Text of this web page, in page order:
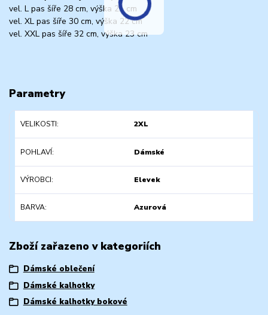
vel. L pas šíře 28 cm, výška 21 cm
vel. XL pas šíře 30 cm, výška 22 cm
vel. XXL pas šíře 32 cm, výška 23 cm
Parametry
VELIKOSTI 2XL
POHLAVÍ Dámské
VÝROBCI Elevek
BARVA Azurová
Zboží zařazeno v kategoriích
Dámské oblečení
Dámské kalhotky
Dámské kalhotky bokové